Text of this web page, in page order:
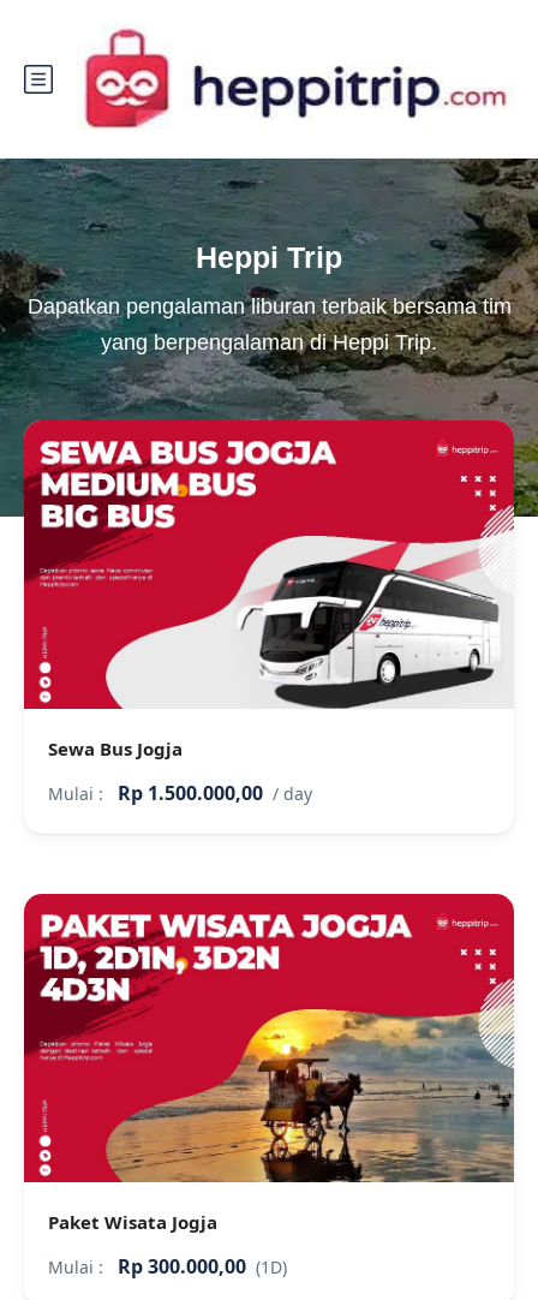
Heppi Trip
Dapatkan pengalaman liburan terbaik bersama tim
yang berpengalaman di Heppi Trip.
Sewa Bus Jogja
Mulai : Rp 1.500.000,00 / day
Paket Wisata Jogja
Mulai : Rp 300.000,00 (1D)